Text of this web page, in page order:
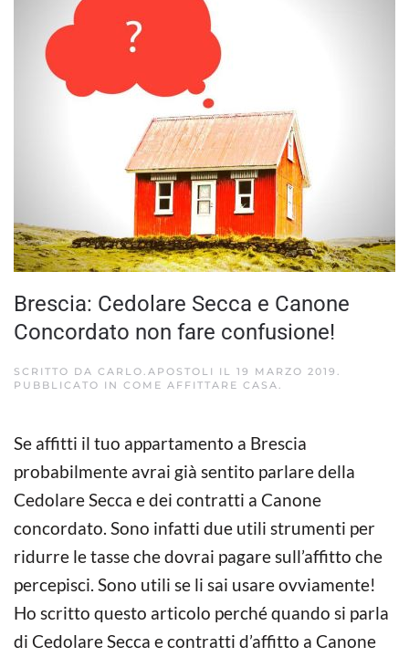
Brescia: Cedolare Secca e Canone
Concordato non fare confusione!
SCRITTO DA CARLO.APOSTOLI IL 19 MARZO 2019
PUBBLICATO IN COME AFFITTARE CASA
Se affitti il tuo appartamento a Brescia
probabilmente avrai già sentito parlare della
Cedolare Secca e dei contratti a Canone
concordato. Sono infatti due utili strumenti per
ridurre le tasse che dovrai pagare sull’affitto che
percepisci. Sono utili se li sai usare ovviamente!
Ho scritto questo articolo perché quando si parla
di Cedolare Secca e contratti d’affitto a Canone